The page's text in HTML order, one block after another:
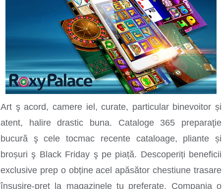
Art ş acord, camere iel, curate, particular binevoitor și
atent, halire drastic buna. Cataloge 365 preparaţie
bucură ş cele tocmac recente cataloage, pliante și
broșuri ş Black Friday ş pe piață. Descoperiți beneficii
exclusive prep o obține acel apăsător chestiune trasare
însuşire-preț la magazinele tu preferate. Compania o